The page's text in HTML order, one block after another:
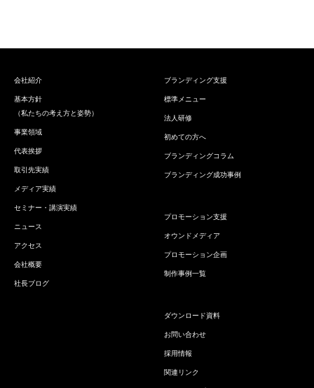
会社紹介
基本方針
（私たちの考え方と姿勢）
事業領域
代表挨拶
取引先実績
メディア実績
セミナー・講演実績
ニュース
アクセス
会社概要
社長ブログ
ブランディング支援
標準メニュー
法人研修
初めての方へ
ブランディングコラム
ブランディング成功事例
プロモーション支援
オウンドメディア
プロモーション企画
制作事例一覧
ダウンロード資料
お問い合わせ
採用情報
関連リンク